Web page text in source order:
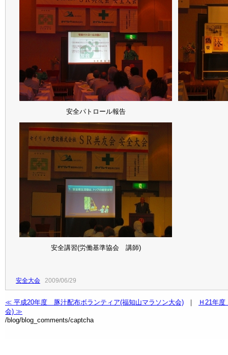
安全パトロール報告
安全講習(労働基準協会 講師)
安全大会 2009/06/29
≪ 平成20年度 豚汁配布ボランティア(福知山マラソン大会) ｜
Ｈ21年
会) ≫
/blog/blog_comments/captcha